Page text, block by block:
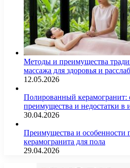
Методы и преимущества
массажа для здоровья и
12.05.2026
Полированный керамогранит:
преимущества и недостатки в
30.04.2026
Преимущества и особенности
керамогранита для пола
29.04.2026